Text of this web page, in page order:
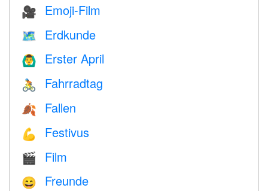
🎥 Emoji-Film
🗺 Erdkunde
🙆‍♂️ Erster April
🚴 Fahrradtag
🍂 Fallen
💪 Festivus
🎬 Film
😄 Freunde